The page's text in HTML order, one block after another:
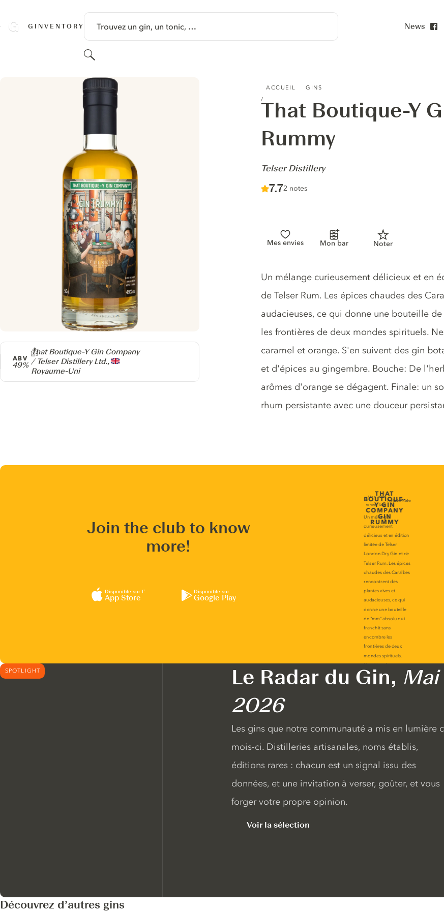
GINVENTORY Trouvez un gin, un tonic, …
Rechercher
News
ACCUEIL GINS
That Boutique-Y
Rummy
-
Telser Distillery
Score :
7.7/ 10
2 notes
Mes envies Mon bar Noter
Producteur
That Boutique-Y Gin Company
/ Telser Distillery Ltd.,
Royaume-Uni
ABV
49%
Description du gin
Un mélange curieusement délicieux et en
de Telser Rum. Les épices chaudes des
audacieuses, ce qui donne une bouteille
les frontières de deux mondes spirituels.
caramel et orange. S'en suivent des gin
et d'épices au gingembre. Bouche: De
arômes d'orange se dégagent. Finale: un
rhum persistante avec une douceur
Join the club to know
more!
Disponible sur l’
App Store
Disponible sur
Google Play
SPOTLIGHT Le Radar du Gin, Mai
2026
Les gins que notre communauté a mis en lumière
mois-ci. Distilleries artisanales, noms établis,
éditions rares : chacun est un signal issu des
données, et une invitation à verser, goûter, et vous
forger votre propre opinion.
Voir la sélection
Découvrez d’autres gins